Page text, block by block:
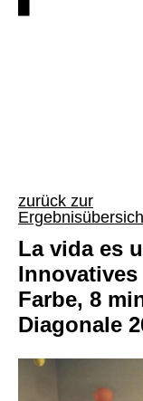
zurück zur
La vida es
Innovatives
Farbe, 8
Diagonale